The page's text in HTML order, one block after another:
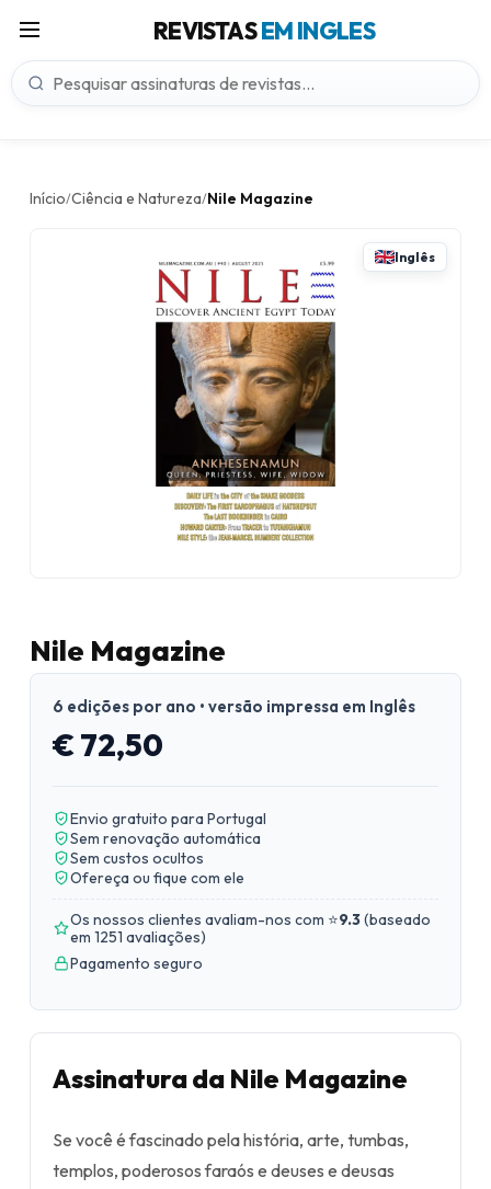
REVISTASEM INGLES
Início/Ciência e Natureza/Nile Magazine
Inglês
Nile Magazine
6 edições por ano • versão impressa em Inglês
€ 72,50
Envio gratuito para Portugal
Sem renovação automática
Sem custos ocultos
Ofereça ou fique com ele
Os nossos clientes avaliam-nos com ⭐9.3(baseado
em 1251 avaliações)
Pagamento seguro
Assinatura da Nile Magazine
Se você é fascinado pela história, arte, tumbas,
templos, poderosos faraós e deuses e deusas